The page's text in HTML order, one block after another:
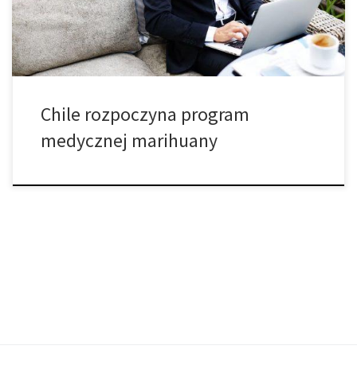
leki chroniące przed bólem T100 i […]
Chile rozpoczyna program
medycznej marihuany